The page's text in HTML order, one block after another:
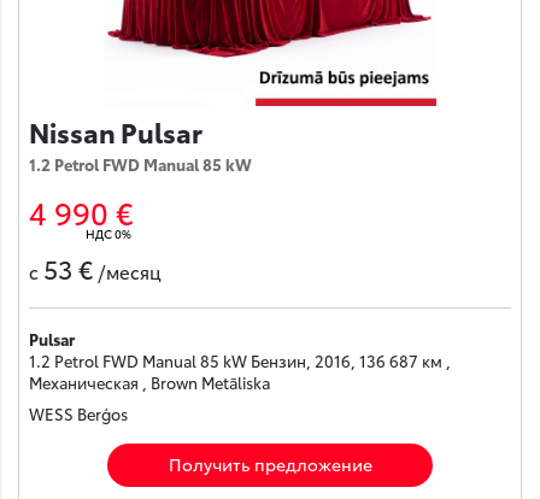
Nissan Pulsar
1.2 Petrol FWD Manual 85 kW
4 990 €
НДС 0%
с 53 € /месяц
Pulsar
1.2 Petrol FWD Manual 85 kW Бензин, 2016, 136 687 км ,
Механическая , Brown Metāliska
WESS Berģos
Получить предложение